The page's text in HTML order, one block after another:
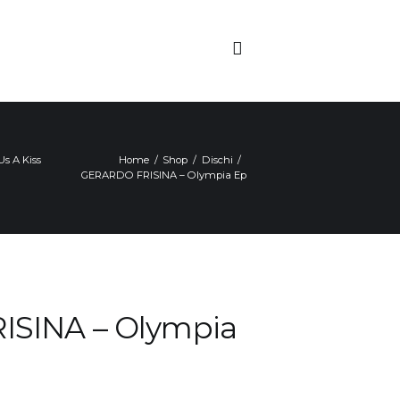
A Kiss Home Shop
Dischi
GERARDO FRISINA – Olympia Ep
– Olympia